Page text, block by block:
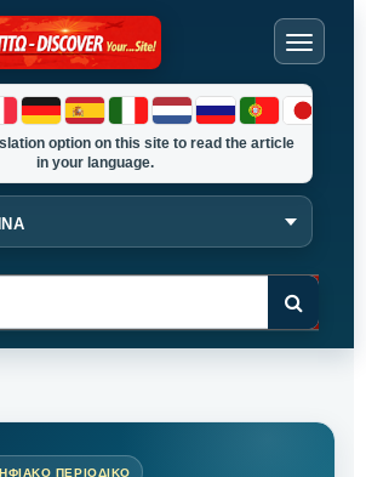
option on this site to read the article
in your language.